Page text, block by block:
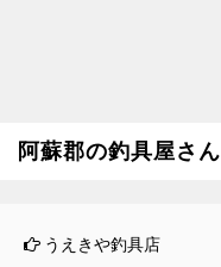
阿蘇郡の釣具屋さん
うえきや釣具店